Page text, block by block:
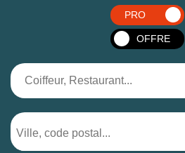
PRO
OFFRE